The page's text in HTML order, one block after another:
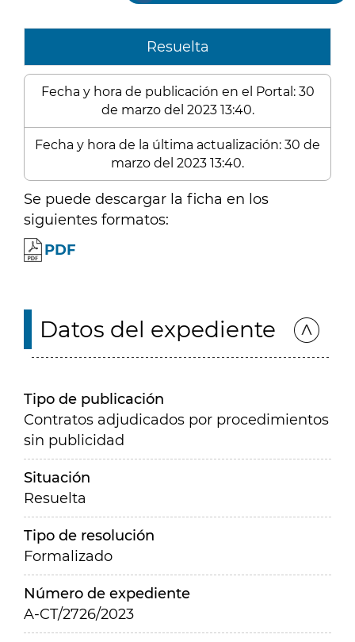
Resuelta
Fecha y hora de publicación en el Portal: 30
de marzo del 2023 13:40.
Fecha y hora de la última actualización: 30 de
marzo del 2023 13:40.
Se puede descargar la ficha en los
siguientes formatos:
PDF
Datos del expediente
Tipo de publicación
Contratos adjudicados por procedimientos
sin publicidad
Situación
Resuelta
Tipo de resolución
Formalizado
Número de expediente
A-CT/2726/2023